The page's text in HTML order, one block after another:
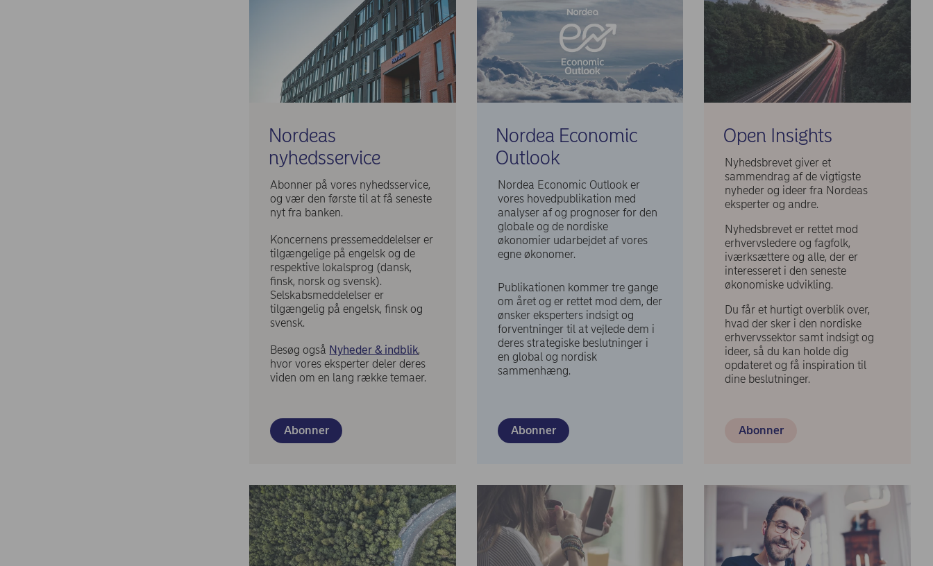
Nordeas
nyhedsservice
Abonner på vores nyhedsservice,
og vær den første til at få seneste
nyt fra banken.
Koncernens pressemeddelelser er
tilgængelige på engelsk og de
respektive lokalsprog (dansk,
finsk, norsk og svensk).
Selskabsmeddelelser er
tilgængelig på engelsk, finsk og
svensk.
Besøg også Nyheder & indblik,
hvor vores eksperter deler deres
viden om en lang række temaer.
Abonner
Nordea Economic
Outlook
Nordea Economic Outlook er
vores hovedpublikation med
analyser af og prognoser for den
globale og de nordiske
økonomier udarbejdet af vores
egne økonomer.
Publikationen kommer tre gange
om året og er rettet mod dem, der
ønsker eksperters indsigt og
forventninger til at vejlede dem i
deres strategiske beslutninger i
en global og nordisk
sammenhæng.
Abonner
Open Insights
Nyhedsbrevet giver et
sammendrag af de vigtigste
nyheder og ideer fra Nordeas
eksperter og andre.
Nyhedsbrevet er rettet mod
erhvervsledere og fagfolk,
iværksættere og alle, der er
interesseret i den seneste
økonomiske udvikling.
Du får et hurtigt overblik over,
hvad der sker i den nordiske
erhvervssektor samt indsigt og
ideer, så du kan holde dig
opdateret og få inspiration til
dine beslutninger.
Abonner